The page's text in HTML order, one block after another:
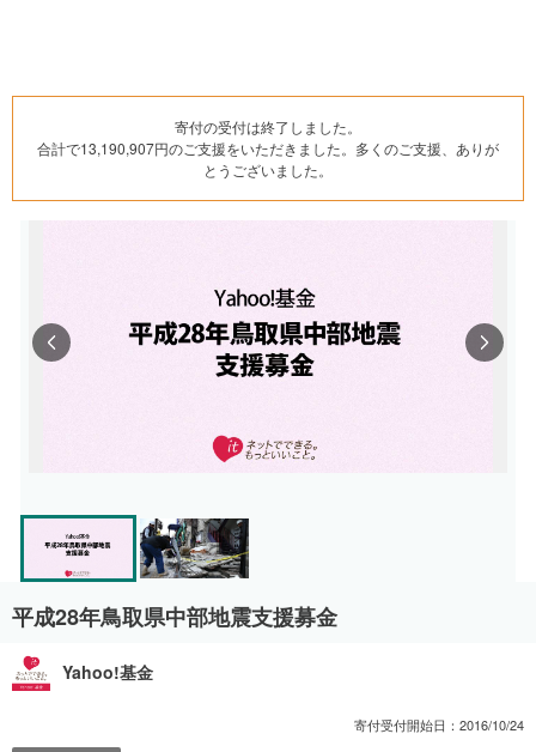
寄付の受付は終了しました。
合計で13,190,907円のご支援をいただきました。多くのご支援、ありが
とうございました。
Previous
平成28年鳥取県中部地震支援募金
Yahoo!基金
寄付受付開始日： 2016/10/24